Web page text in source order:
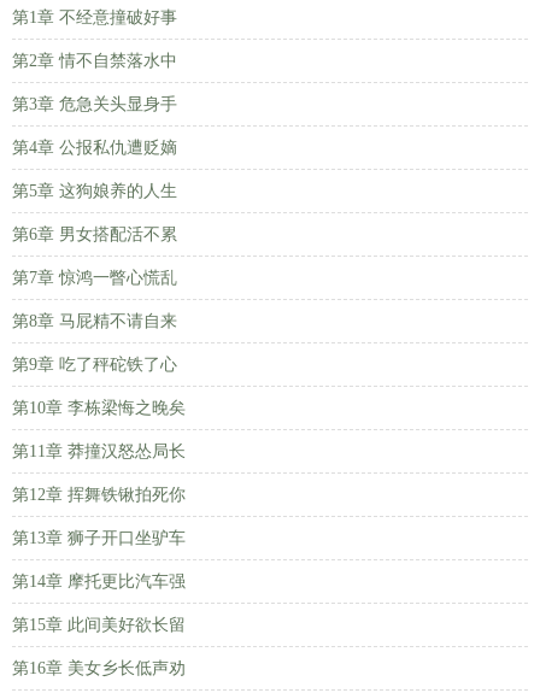
第1章 不经意撞破好事
第2章 情不自禁落水中
第3章 危急关头显身手
第4章 公报私仇遭贬嫡
第5章 这狗娘养的人生
第6章 男女搭配活不累
第7章 惊鸿一瞥心慌乱
第8章 马屁精不请自来
第9章 吃了秤砣铁了心
第10章 李栋梁悔之晚矣
第11章 莽撞汉怒怂局长
第12章 挥舞铁锹拍死你
第13章 狮子开口坐驴车
第14章 摩托更比汽车强
第15章 此间美好欲长留
第16章 美女乡长低声劝